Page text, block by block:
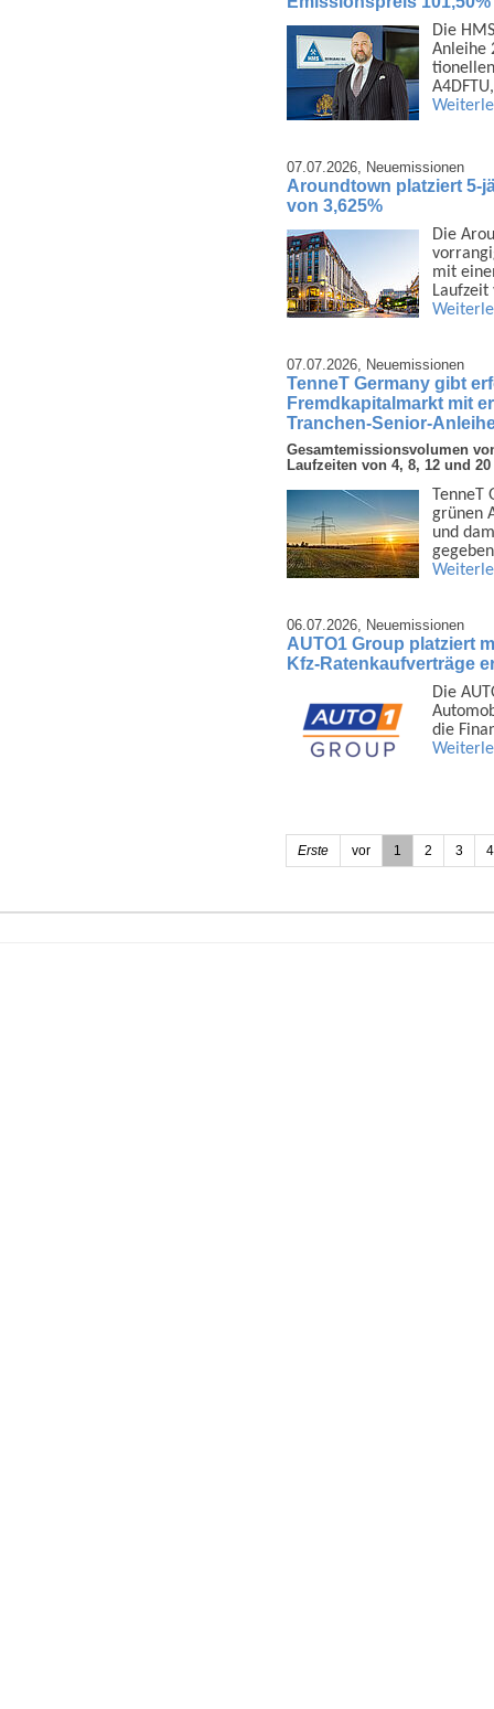
Die
Anleihe
07.07.2026, Neuemissionen
Aroundtown platziert 5-
von 3,625%
Die
mit
Laufzeit
07.07.2026, Neuemissionen
TenneT Germany gibt
Fremdkapitalmarkt mit
Tranchen-Senior-
Gesamtemissionsvolumen
Laufzeiten von 4, 8, 12 und
grünen
und
06.07.2026, Neuemissionen
AUTO1 Group platziert
Kfz-Ratenkaufverträge
Die
die
Erste vor 1 2 3 4